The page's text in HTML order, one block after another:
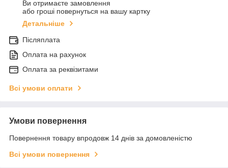
Ви отримаєте замовлення
або гроші повернуться на вашу картку
Детальніше
Післяплата
Оплата на рахунок
Оплата за реквізитами
Всі умови оплати
Умови повернення
Повернення товару впродовж 14 днів за домовленістю
Всі умови повернення